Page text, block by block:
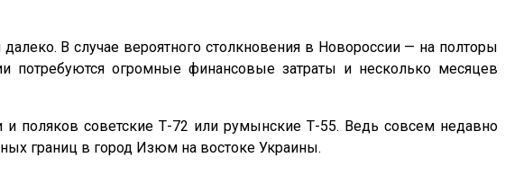
В случае вероятного столкновения в Новороссии — на полторы
потребуются огромные финансовые затраты и несколько месяцев
поляков советские Т-72 или румынские Т-55. Ведь совсем недавно
границ в город Изюм на востоке Украины.